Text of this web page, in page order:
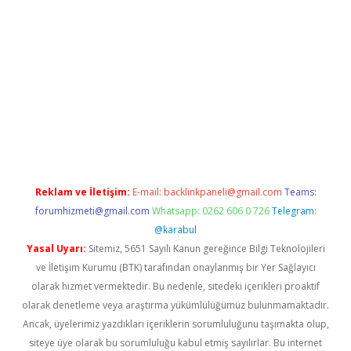
Reklam ve İletişim: E-mail: backlinkpaneli@gmail.com Teams:
forumhizmeti@gmail.com Whatsapp: 0262 606 0 726 Telegram:
@karabul
Yasal Uyarı: Sitemiz, 5651 Sayılı Kanun gereğince Bilgi Teknolojileri
ve İletişim Kurumu (BTK) tarafından onaylanmış bir Yer Sağlayıcı
olarak hizmet vermektedir. Bu nedenle, sitedeki içerikleri proaktif
olarak denetleme veya araştırma yükümlülüğümüz bulunmamaktadır.
Ancak, üyelerimiz yazdıkları içeriklerin sorumluluğunu taşımakta olup,
siteye üye olarak bu sorumluluğu kabul etmiş sayılırlar. Bu internet